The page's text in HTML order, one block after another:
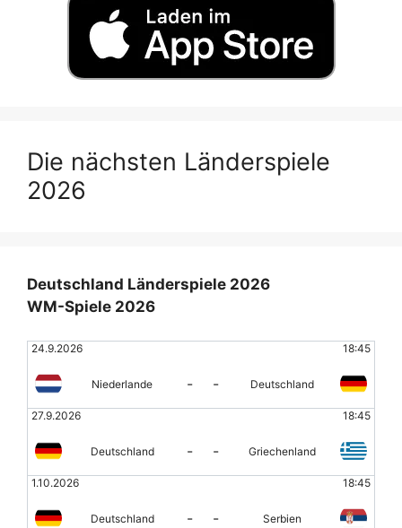
Die nächsten Länderspiele
2026
Deutschland Länderspiele 2026
WM-Spiele 2026
24.9.2026 18:45
Niederlande - - Deutschland
27.9.2026 18:45
Deutschland - - Griechenland
1.10.2026 18:45
Deutschland - - Serbien